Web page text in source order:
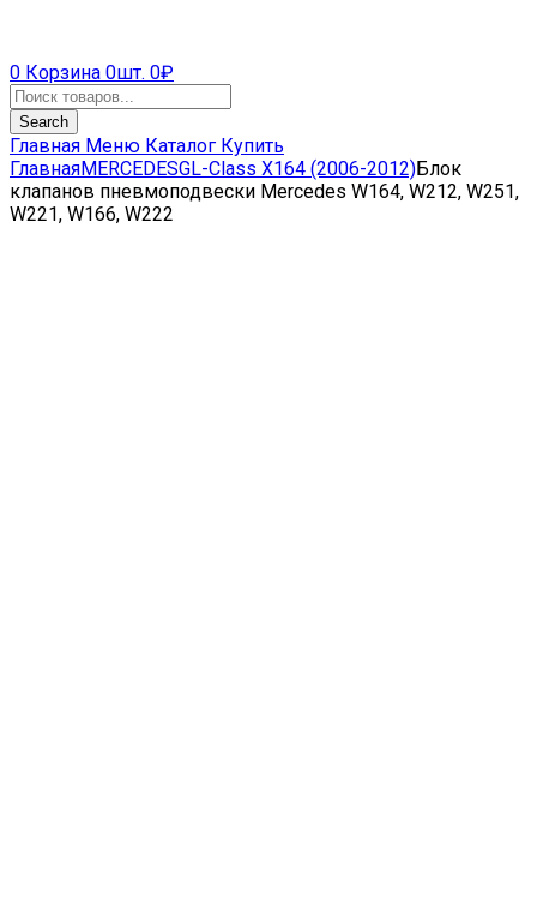
0 Корзина 0шт. 0₽
Products
search
Search
Главная Меню Каталог Купить
ГлавнаяMERCEDESGL-Class X164 (2006-2012)Блок
клапанов пневмоподвески Mercedes W164, W212, W251,
W221, W166, W222